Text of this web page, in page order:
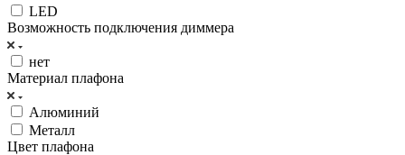
LED
Возможность подключения диммера
нет
Материал плафона
Алюминий
Металл
Цвет плафона